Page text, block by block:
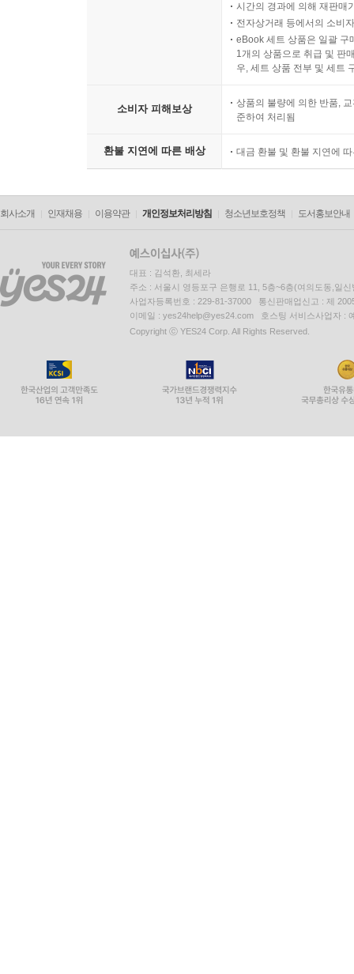
시간의 경과에 의해 재판매
전자상거래 등에서의 소비
eBook 세트 상품은 일괄 구
1개의 상품으로 취급 및 판
우, 세트 상품 전부 및 세트
소비자 피해보상
상품의 불량에 의한 반품,
준하여 처리됨
환불 지연에 따른 배상 대금 환불 및 환불 지연에
회사소개 인재채용 이용약관 개인정보처리방침 청소년보호정책 도서홍보안내
대표 : 김석환, 최세라
주소 : 서울시 영등포구 은행로 11, 5층~6층(여의도동,일신
사업자등록번호 : 229-81-37000 통신판매업신고 : 제
이메일 : yes24help@yes24.com 호스팅 서비스사업자 :
Copyright ⓒ YES24 Corp. All Rights Reserved.